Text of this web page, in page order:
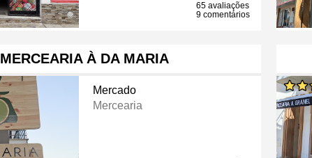
65 avaliações
9 comentários
MERCEARIA À DA MARIA
Mercado
Mercearia